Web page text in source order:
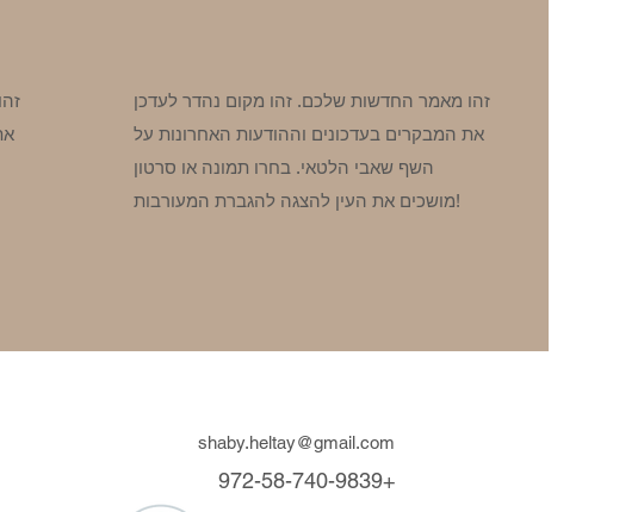
זהו מאמר החדשות שלכם. זהו מקום נהדר לעדכן
את המבקרים בעדכונים וההודעות האחרונות על
השף שאבי הלטאי. בחרו תמונה או סרטון
מושכים את העין להצגה להגברת המעורבות!
shaby.heltay@gmail.com
972-58-740-9839+